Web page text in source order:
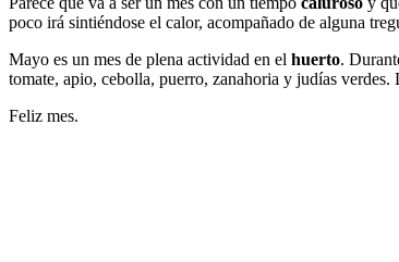
poco irá sintiéndose el calor, acompañado de alguna
Mayo es un mes de plena actividad en el huerto.
tomate, apio, cebolla, puerro, zanahoria y judías
Feliz mes.